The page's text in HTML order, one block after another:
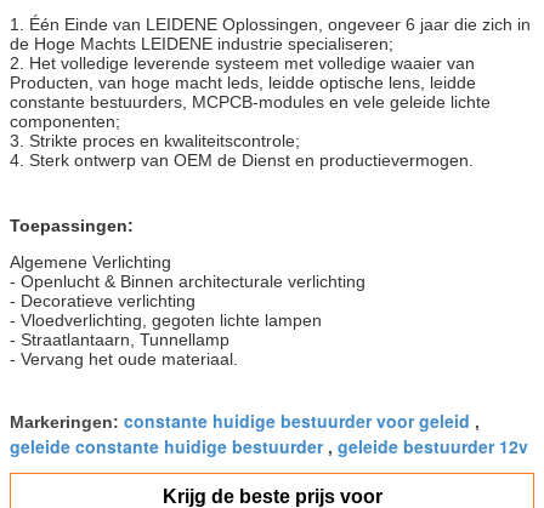
1. Één Einde van LEIDENE Oplossingen, ongeveer 6 jaar die zich in
de Hoge Machts LEIDENE industrie specialiseren;
2. Het volledige leverende systeem met volledige waaier van
Producten, van hoge macht leds, leidde optische lens, leidde
constante bestuurders, MCPCB-modules en vele geleide lichte
componenten;
3. Strikte proces en kwaliteitscontrole;
4. Sterk ontwerp van OEM de Dienst en productievermogen.
Toepassingen:
Algemene Verlichting
- Openlucht & Binnen architecturale verlichting
- Decoratieve verlichting
- Vloedverlichting, gegoten lichte lampen
- Straatlantaarn, Tunnellamp
- Vervang het oude materiaal.
Markeringen: constante huidige bestuurder voor geleid ,
geleide constante huidige bestuurder, geleide bestuurder 12v
Krijg de beste prijs voor